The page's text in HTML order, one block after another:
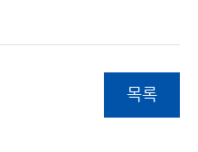
목록